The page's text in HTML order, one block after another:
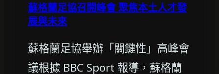
蘇格蘭足協召開峰會 聚焦本土人才發
展與未來
蘇格蘭足協舉辦「關鍵性」高峰會
議根據 BBC Sport 報導，蘇格蘭